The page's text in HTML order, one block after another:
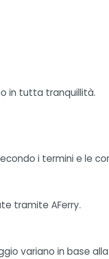
in tutta tranquillità.
i termini e le
tramite AFerry.
variano in base